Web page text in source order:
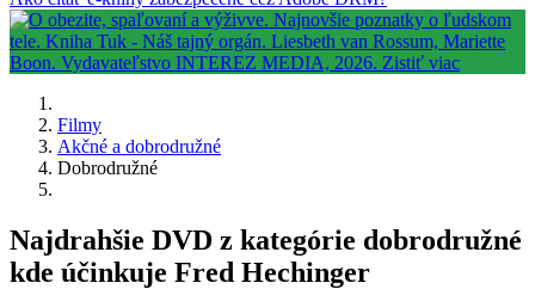
Filmy
Akčné a dobrodružné
Dobrodružné
Najdrahšie DVD z kategórie dobrodružné
kde účinkuje Fred Hechinger